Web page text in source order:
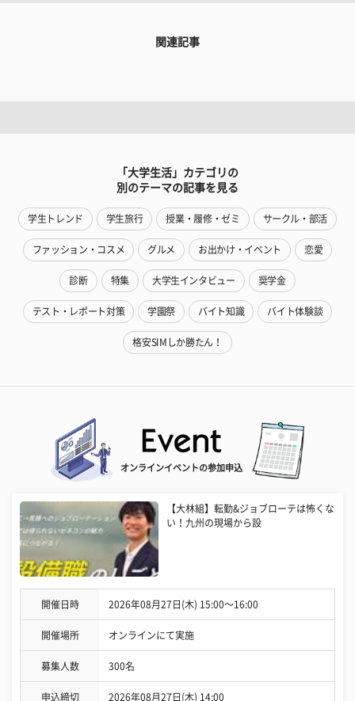
関連記事
「大学生活」カテゴリの
別のテーマの記事を見る
学生トレンド 学生旅行 授業・履修・ゼミ サークル・部活
ファッション・コスメ グルメ お出かけ・イベント 恋愛
診断 特集 大学生インタビュー 奨学金
テスト・レポート対策 学園祭 バイト知識 バイト体験談
格安SIMしか勝たん！
オンラインイベントの参加申込
【大林組】転勤&ジョブローテは怖くな
い！九州の現場から設
開催日時 2026年08月27日(木) 15:00〜16:00
開催場所 オンラインにて実施
募集人数 300名
申込締切 2026年08月27日(木) 14:00